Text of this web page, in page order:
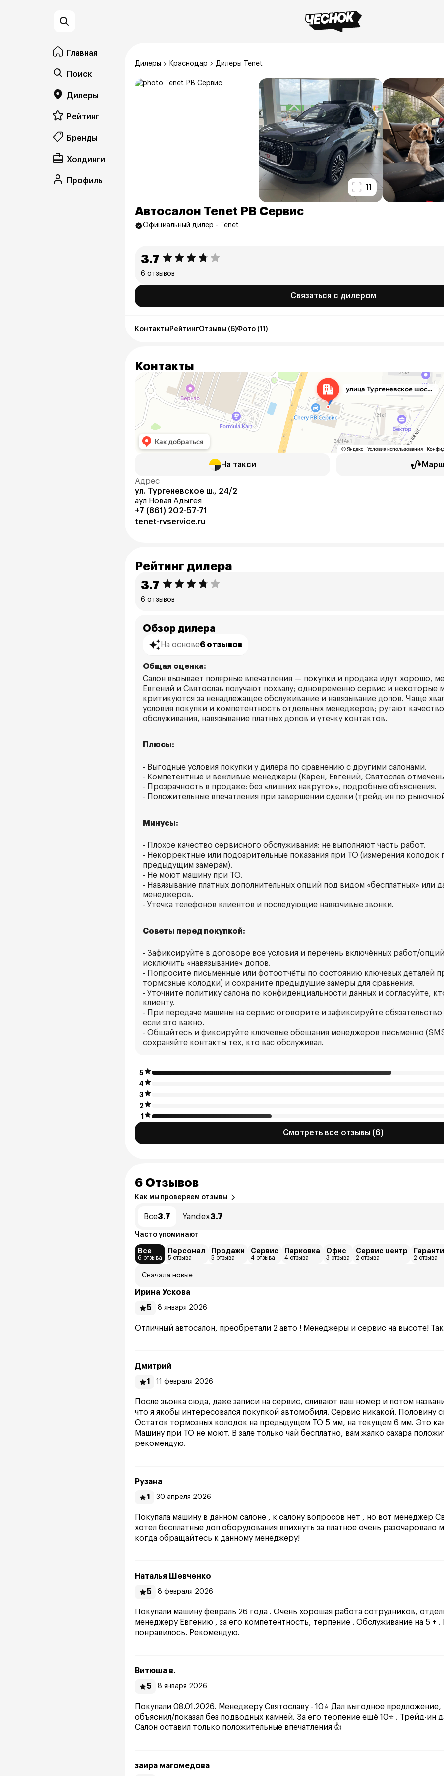
Главная
Поиск
Дилеры
Рейтинг
Бренды
Холдинги
Профиль
Дилеры Краснодар Дилеры Tenet
11
Автосалон Tenet РВ Сервис
Официальный дилер - Tenet
3.7
6 отзывов
Связаться с дилером
Контакты РейтингОтзывы (6)Фото (11)
Контакты
На такси
Адрес
ул. Тургеневское ш., 24/2
аул Новая Адыгея
+7 (861) 202-57-71
tenet-rvservice.ru
Рейтинг дилера
3.7
6 отзывов
Обзор дилера
На основе6 отзывов
Общая оценка:
Салон вызывает полярные впечатления — покупки и продажа идут хорошо,
Евгений и Святослав получают похвалу; одновременно сервис и некоторые
критикуются за ненадлежащее обслуживание и навязывание допов. Чаще
условия покупки и компетентность отдельных менеджеров; ругают
обслуживания, навязывание платных допов и утечку контактов.
Плюсы:
- Выгодные условия покупки у дилера по сравнению с другими салонами.
- Компетентные и вежливые менеджеры (Карен, Евгений, Святослав
- Прозрачность в продаже: без «лишних накруток», подробные объяснения.
- Положительные впечатления при завершении сделки (трейд-ин по
Минусы:
- Плохое качество сервисного обслуживания: не выполняют часть работ.
- Некорректные или подозрительные показания при ТО (измерения колодок
предыдущим замерам).
- Не моют машину при ТО.
- Навязывание платных дополнительных опций под видом «бесплатных» или
менеджеров.
- Утечка телефонов клиентов и последующие навязчивые звонки.
Советы перед покупкой:
- Зафиксируйте в договоре все условия и перечень включённых работ/
исключить «навязывание» допов.
- Попросите письменные или фотоотчёты по состоянию ключевых деталей
тормозные колодки) и сохраните предыдущие замеры для сравнения.
- Уточните политику салона по конфиденциальности данных и согласуйте,
клиенту.
- При передаче машины на сервис оговорите и зафиксируйте
если это важно.
- Общайтесь и фиксируйте ключевые обещания менеджеров письменно
сохраняйте контакты тех, кто вас обслуживал.
5
4
3
2
1
Смотреть все отзывы (6)
6 Отзывов
Как мы проверяем отзывы
Все3.7 Yandex3.7
Часто упоминают
Все
6 отзыва
Персонал
5 отзыва
Продажи
5 отзыва
Сервис
4 отзыва
Парковка
4 отзыва
Офис
3 отзыва
Сервис центр
2 отзыва 2 отзыва
Сначала новые
Ирина Ускова
5
8 января 2026
Отличный автосалон, преобретали 2 авто ! Менеджеры и сервис на высоте!
Дмитрий
1
11 февраля 2026
После звонка сюда, даже записи на сервис, сливают ваш номер и потом
что я якобы интересовался покупкой автомобиля. Сервис никакой. Половину
Остаток тормозных колодок на предыдущем ТО 5 мм, на текущем 6 мм. Это
Машину при ТО не моют. В зале только чай бесплатно, вам жалко сахара
рекомендую.
Рузана
1
30 апреля 2026
Покупала машину в данном салоне , к салону вопросов нет , но вот менеджер
хотел бесплатные доп оборудования впихнуть за платное очень разочаровало
когда обращайтесь к данному менеджеру!
Наталья Шевченко
5
8 февраля 2026
Покупали машину февраль 26 года . Очень хорошая работа сотрудников,
менеджеру Евгению , за его компетентность, терпение . Обслуживание на 5 + .
понравилось. Рекомендую.
Витюша в.
5
8 января 2026
Покупали 08.01.2026. Менеджеру Святославу - 10⭐ Дал выгодное
объяснил/показал без подводных камней. За его терпение ещё 10⭐ . Трейд-ин
Салон оставил только положительные впечатления 👍
заира магомедова